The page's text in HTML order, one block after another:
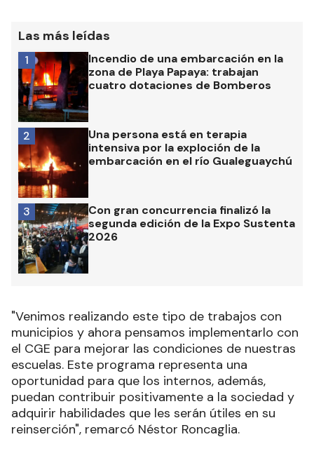
Las más leídas
Incendio de una embarcación en la
zona de Playa Papaya: trabajan
cuatro dotaciones de Bomberos
1
Una persona está en terapia
intensiva por la exploción de la
embarcación en el río Gualeguaychú
2
Con gran concurrencia finalizó la
segunda edición de la Expo Sustenta
2026
3
"Venimos realizando este tipo de trabajos con
municipios y ahora pensamos implementarlo con
el CGE para mejorar las condiciones de nuestras
escuelas. Este programa representa una
oportunidad para que los internos, además,
puedan contribuir positivamente a la sociedad y
adquirir habilidades que les serán útiles en su
reinserción", remarcó Néstor Roncaglia.